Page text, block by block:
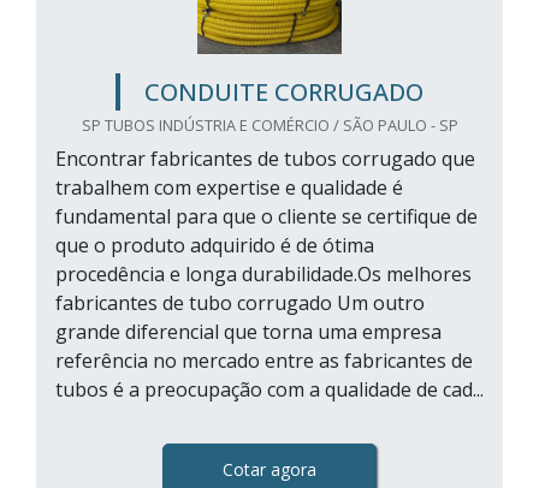
CONDUITE CORRUGADO
SP TUBOS INDÚSTRIA E COMÉRCIO / SÃO PAULO - SP
Encontrar fabricantes de tubos corrugado que
trabalhem com expertise e qualidade é
fundamental para que o cliente se certifique de
que o produto adquirido é de ótima
procedência e longa durabilidade.Os melhores
fabricantes de tubo corrugado Um outro
grande diferencial que torna uma empresa
referência no mercado entre as fabricantes de
tubos é a preocupação com a qualidade de cad...
Cotar agora